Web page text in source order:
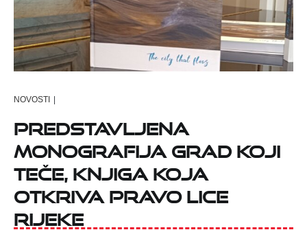
NOVOSTI |
PREDSTAVLJENA
MONOGRAFIJA GRAD KOJI
TEČE, KNJIGA KOJA
OTKRIVA PRAVO LICE
RIJEKE